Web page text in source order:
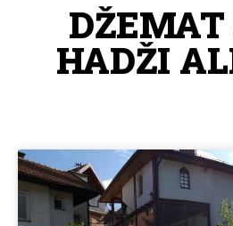
DŽEMAT
HADŽI